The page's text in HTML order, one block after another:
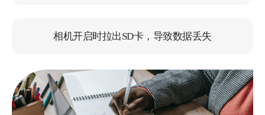
相机开启时拉出SD卡，导致数据丢失
Cu落叶